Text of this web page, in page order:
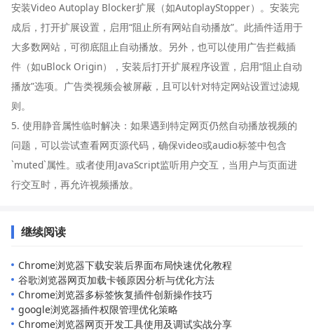
安装Video Autoplay Blocker扩展（如AutoplayStopper）。安装完
成后，打开扩展设置，启用“阻止所有网站自动播放”。此插件适用于
大多数网站，可彻底阻止自动播放。另外，也可以使用广告拦截插
件（如uBlock Origin），安装后打开扩展程序设置，启用“阻止自动
播放”选项。广告类视频会被屏蔽，且可以针对特定网站设置过滤规
则。
5. 使用静音属性临时解决：如果遇到特定网页仍然自动播放视频的
问题，可以尝试查看网页源代码，确保video或audio标签中包含
`muted`属性。或者使用JavaScript监听用户交互，当用户与页面进
行交互时，再允许视频播放。
继续阅读
Chrome浏览器下载安装后界面布局快速优化教程
谷歌浏览器网页加载卡顿原因分析与优化方法
Chrome浏览器多标签恢复插件创新操作技巧
google浏览器插件权限管理优化策略
Chrome浏览器网页开发工具使用及调试实战分享